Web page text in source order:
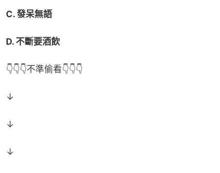
C. 發呆無語
D. 不斷要酒飲
👇👇👇不準偷看👇👇👇
↓
↓
↓